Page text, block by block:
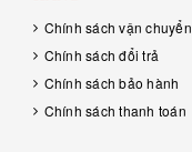
Chính sách vận chuyển
Chính sách đổi trả
Chính sách bảo hành
Chính sách thanh toán